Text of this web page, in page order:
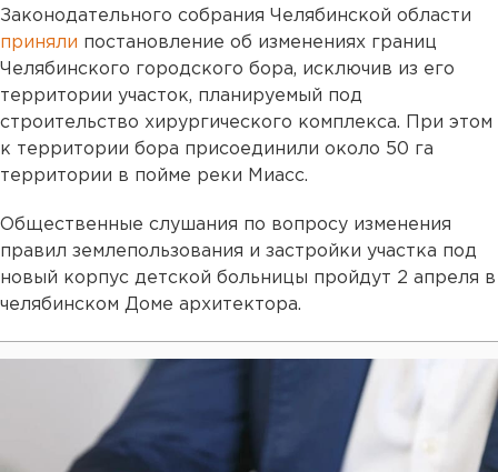
Законодательного собрания Челябинской области
приняли постановление об изменениях границ
Челябинского городского бора, исключив из его
территории участок, планируемый под
строительство хирургического комплекса. При этом
к территории бора присоединили около 50 га
территории в пойме реки Миасс.
Общественные слушания по вопросу изменения
правил землепользования и застройки участка под
новый корпус детской больницы пройдут 2 апреля в
челябинском Доме архитектора.